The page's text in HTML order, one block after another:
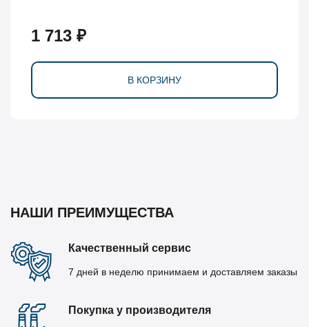
1 713 ₽
В КОРЗИНУ
НАШИ ПРЕИМУЩЕСТВА
Качественный сервис
7 дней в неделю принимаем и доставляем заказы
Покупка у производителя